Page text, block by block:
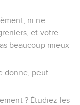
ni ne
et votre
beaucoup mieux
donne, peut
? Étudiez les